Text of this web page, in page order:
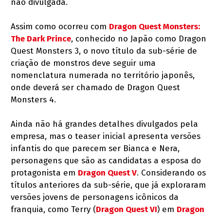
não divulgada.
Assim como ocorreu com Dragon Quest Monsters:
The Dark Prince, conhecido no Japão como Dragon
Quest Monsters 3, o novo título da sub-série de
criação de monstros deve seguir uma
nomenclatura numerada no território japonês,
onde deverá ser chamado de Dragon Quest
Monsters 4.
Ainda não há grandes detalhes divulgados pela
empresa, mas o teaser inicial apresenta versões
infantis do que parecem ser Bianca e Nera,
personagens que são as candidatas a esposa do
protagonista em Dragon Quest V. Considerando os
títulos anteriores da sub-série, que já exploraram
versões jovens de personagens icônicos da
franquia, como Terry (Dragon Quest VI) em Dragon